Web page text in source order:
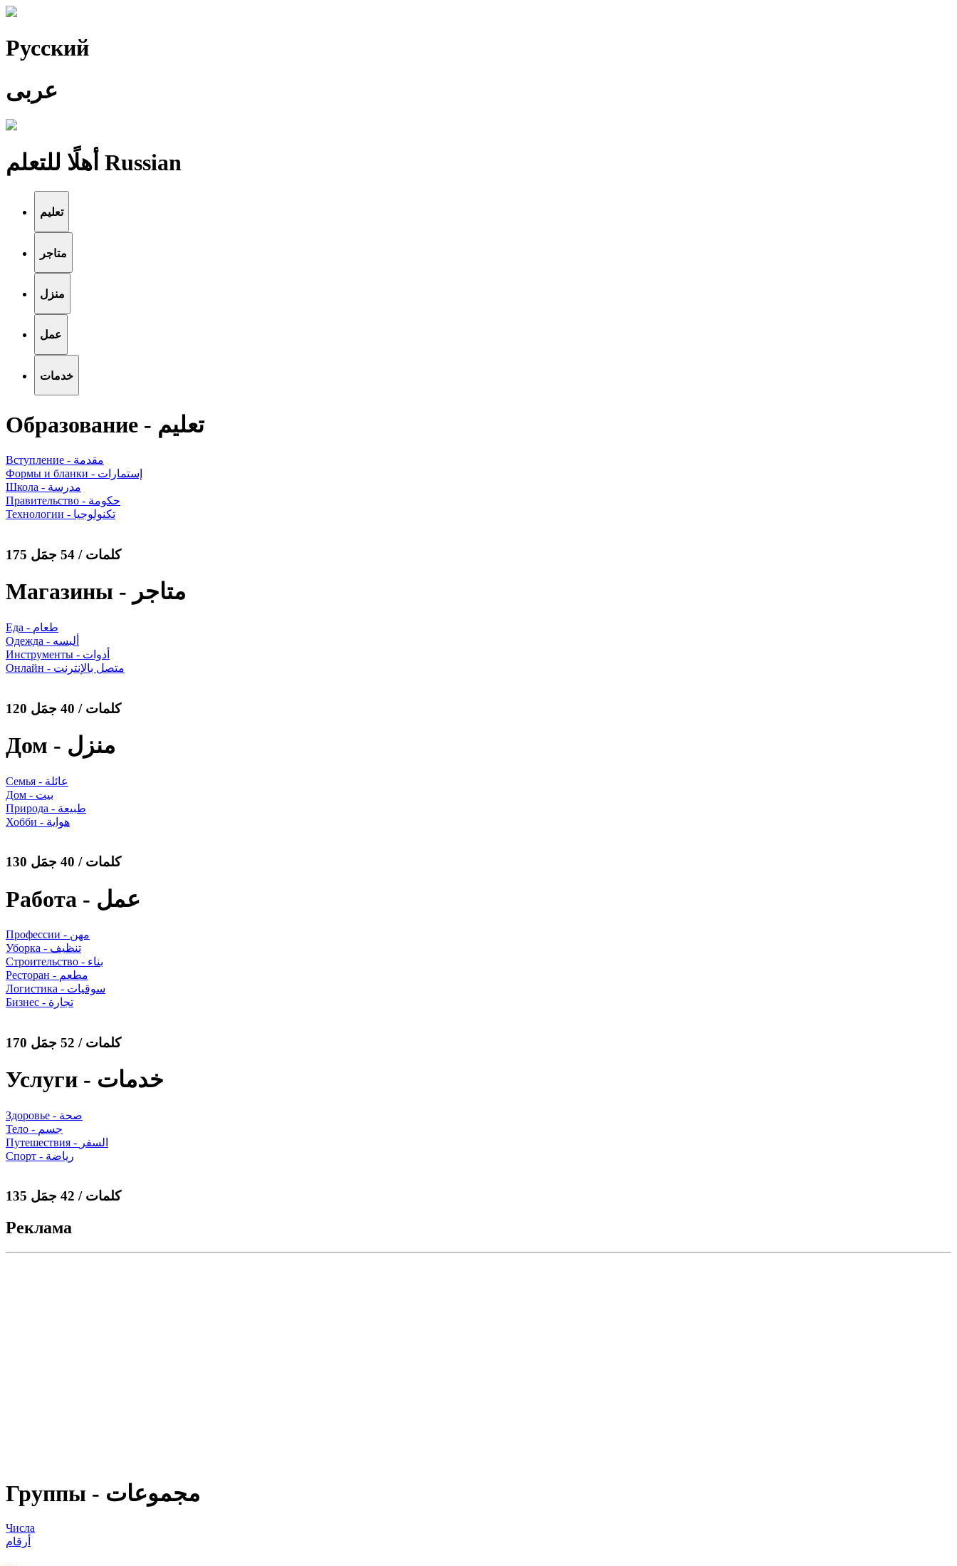
Pусский
عربى
أهلًا للتعلم Russian
تعليم
متاجر
منزل
عمل
خدمات
Образование - تعليم
Вступление - مقدمة
Формы и бланки - إستمارات
Школа - مدرسة
Правительство - حكومة
Технологии - تكنولوجيا
175 كلمات / 54 جمَل
Магазины - متاجر
Еда - طعام
Одежда - ألبسه
Инструменты - أدوات
Онлайн - متصل بالإنترنت
120 كلمات / 40 جمَل
Дом - منزل
Семья - عائلة
Дом - بيت
Природа - طبيعة
Хобби - هواية
130 كلمات / 40 جمَل
Работа - عمل
Профессии - مهن
Уборка - تنظيف
Строительство - بناء
Ресторан - مطعم
Логистика - سوقيات
Бизнес - تجارة
170 كلمات / 52 جمَل
Услуги - خدمات
Здоровье - صحة
Тело - جسم
Путешествия - السفر
Спорт - رياضة
135 كلمات / 42 جمَل
Реклама
Группы - مجموعات
Числа
أرقام